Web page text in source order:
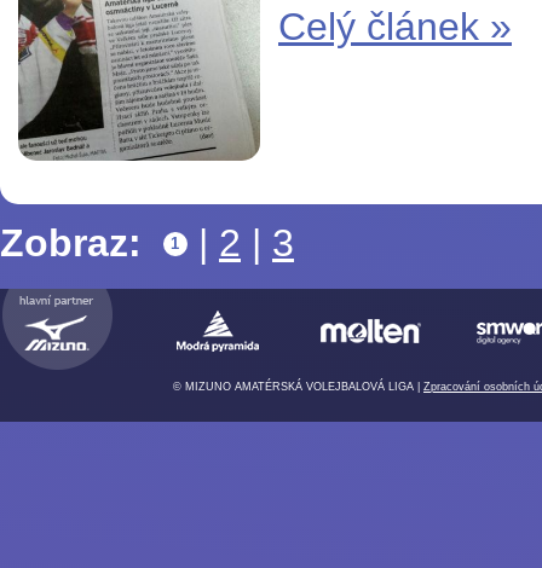
Celý článek »
Zobraz: 1 | 2 | 3
© MIZUNO AMATÉRSKÁ VOLEJBALOVÁ LIGA | Zpracování osobních